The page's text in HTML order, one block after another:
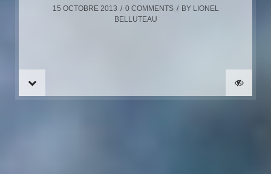
15 OCTOBRE 2013 0 COMMENTS BY LIONEL
BELLUTEAU